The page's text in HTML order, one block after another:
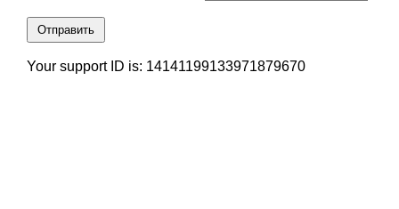
Отправить
Your support ID is: 14141199133971879670